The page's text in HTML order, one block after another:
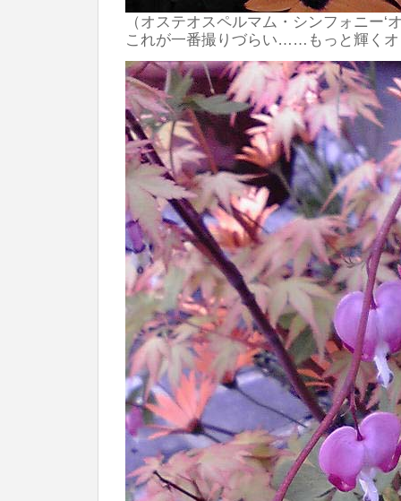
（オステオスペルマム・シンフォニー‘
これが一番撮りづらい……もっと輝く